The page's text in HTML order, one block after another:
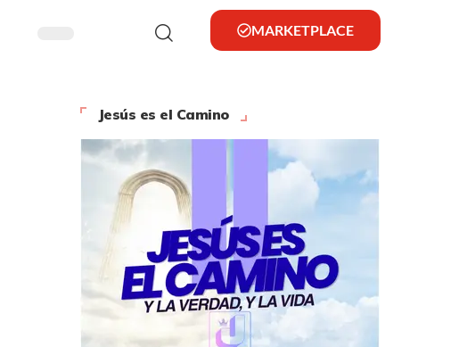
MARKETPLACE
Jesús es el Camino